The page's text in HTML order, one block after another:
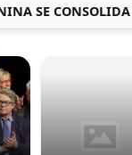
CONSOLIDA